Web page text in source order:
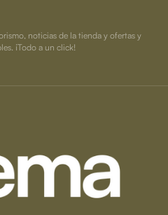
noticias de la tienda y ofertas y
¡Todo a un click!